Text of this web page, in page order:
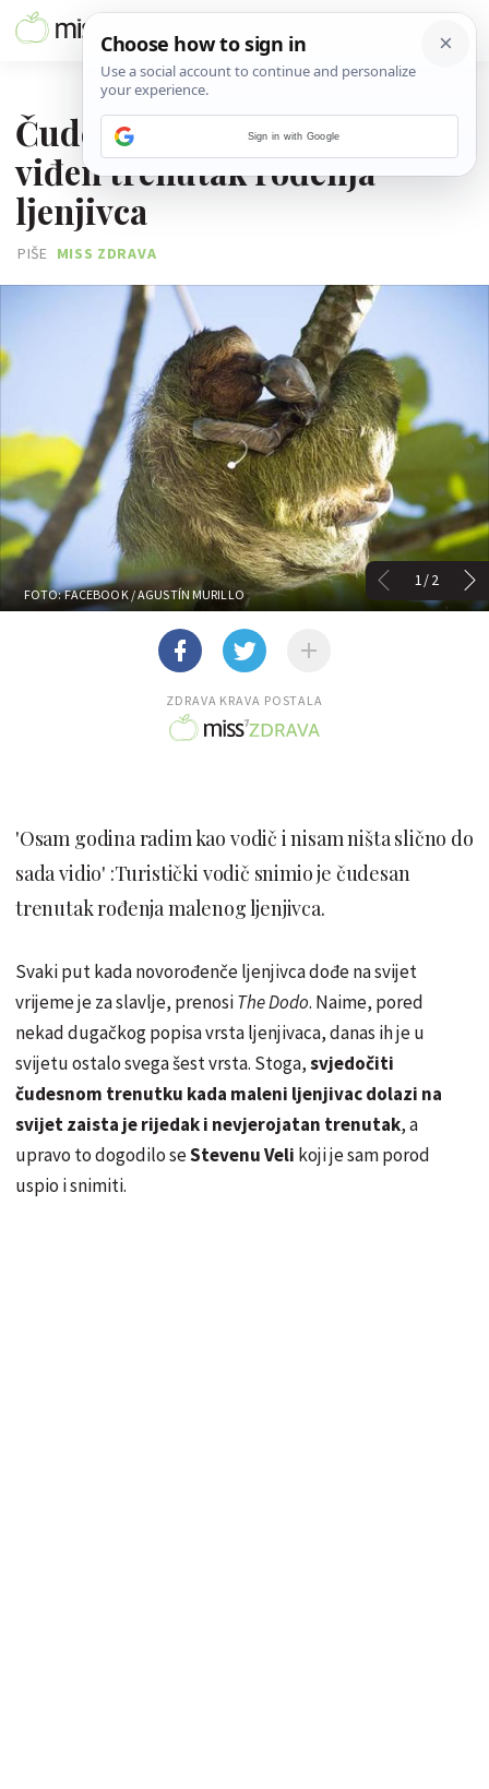
Čudesno: Snimljen rijetko
viđen trenutak rođenja
ljenjivca
PIŠE MISS ZDRAVA
1/2
FOTO: FACEBOOK / AGUSTÍN MURILLO
ZDRAVA KRAVA POSTALA
'Osam godina radim kao vodič i nisam ništa slično do
sada vidio' :Turistički vodič snimio je čudesan
trenutak rođenja malenog ljenjivca.
Svaki put kada novorođenče ljenjivca dođe na svijet
vrijeme je za slavlje, prenosiThe Dodo. Naime, pored
nekad dugačkog popisa vrsta ljenjivaca, danas ih je u
svijetu ostalo svega šest vrsta. Stoga,svjedočiti
čudesnom trenutku kada maleni ljenjivac dolazi na
svijet zaista je rijedak i nevjerojatan trenutak, a
upravo to dogodilo seStevenu Veli koji je sam porod
uspio i snimiti.
Sign in with Google